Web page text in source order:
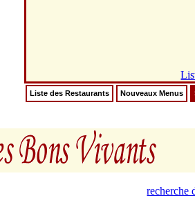
Liste des Restaurants Nouveaux Menus
recherche